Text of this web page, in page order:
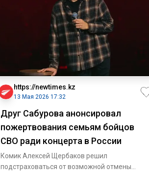
https://newtimes.kz
13 Мая 2026 17:32
Друг Сабурова анонсировал
пожертвования семьям бойцов
СВО ради концерта в России
Комик Алексей Щербаков решил
подстраховаться от возможной отмены